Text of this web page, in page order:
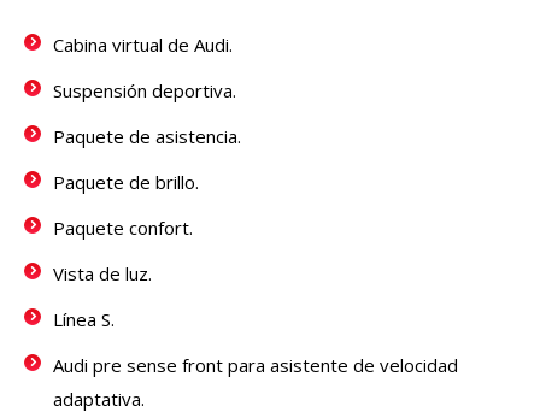
Cabina virtual de Audi.
Suspensión deportiva.
Paquete de asistencia.
Paquete de brillo.
Paquete confort.
Vista de luz.
Línea S.
Audi pre sense front para asistente de velocidad
adaptativa.